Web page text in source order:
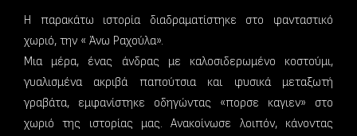
H παρακάτω ιστορία διαδραματίστηκε στο φανταστικό
χωριό, την « Άνω Ραχούλα».
Μια μέρα, ένας άνδρας με καλοσιδερωμένο κοστούμι,
γυαλισμένα ακριβά παπούτσια και φυσικά μεταξωτή
γραβάτα, εμφανίστηκε οδηγώντας «πορσε καγιεν» στο
χωριό της ιστορίας μας. Ανακοίνωσε λοιπόν, κάνοντας